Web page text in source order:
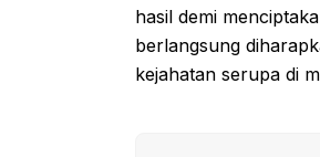
hasil demi
berlangsung
kejahatan serupa di